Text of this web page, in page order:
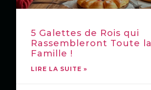
5 Galettes de Rois qui
Rassembleront Toute la
Famille !
LIRE LA SUITE »